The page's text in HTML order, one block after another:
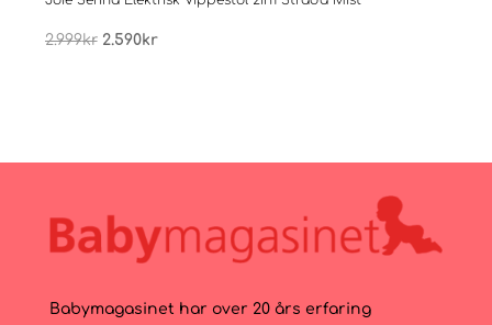
2.999kr Opprinnelig
2.590krNåværende
Babymagasinet har over 20 års erfaring